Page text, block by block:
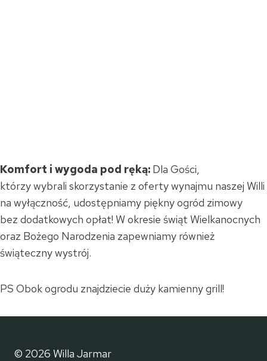
Komfort i wygoda pod ręką: Dla Gości,
którzy wybrali skorzystanie z oferty wynajmu naszej Willi
na wyłączność, udostępniamy piękny ogród zimowy
bez dodatkowych opłat! W okresie świąt Wielkanocnych
oraz Bożego Narodzenia zapewniamy również
świąteczny wystrój.
PS Obok ogrodu znajdziecie duży kamienny grill!
© 2026 Willa Jarmar